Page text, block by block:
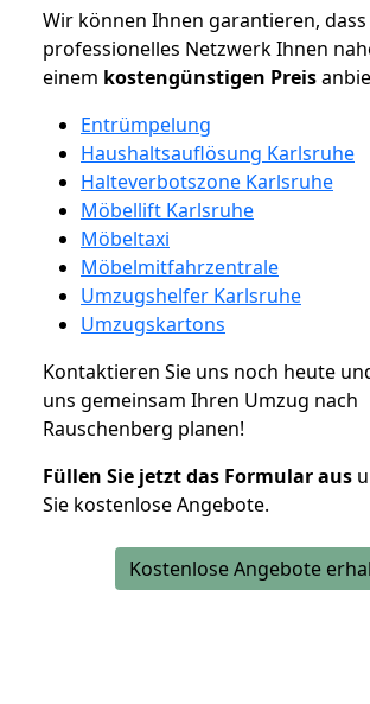
Wir können Ihnen garantieren,
professionelles Netzwerk Ihnen
einem kostengünstigen Preis
Entrümpelung
Haushaltsauflösung Karlsruhe
Halteverbotszone Karlsruhe
Möbellift Karlsruhe
Möbeltaxi
Möbelmitfahrzentrale
Umzugshelfer Karlsruhe
Umzugskartons
Kontaktieren Sie uns noch heute
uns gemeinsam Ihren Umzug nach
Rauschenberg planen!
Füllen Sie jetzt das Formular aus
Sie kostenlose Angebote.
Kostenlose Angebote